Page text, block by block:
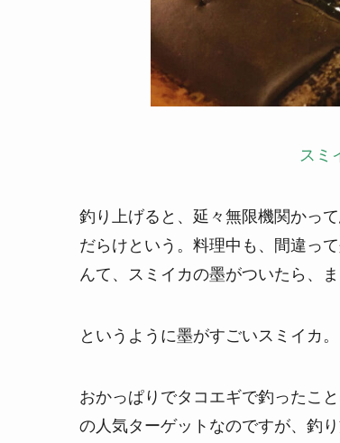
スミ
釣り上げると、延々無限機関かっ
だらけという。料理中も、間違っ
んて、スミイカの墨がついたら、
というように墨がすごいスミイカ。
おかっぱりでタコエギで釣ったこ
の人気ターゲットなのですが、釣